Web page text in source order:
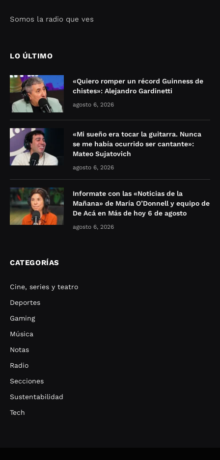
Somos la radio que ves
LO ÚLTIMO
«Quiero romper un récord Guinness de
chistes»: Alejandro Gardinetti
agosto 6, 2026
«Mi sueño era tocar la guitarra. Nunca
se me había ocurrido ser cantante»:
Mateo Sujatovich
agosto 6, 2026
Informate con las «Noticias de la
Mañana» de María O’Donnell y equipo de
De Acá en Más de hoy 6 de agosto
agosto 6, 2026
CATEGORÍAS
Cine, series y teatro
Deportes
Gaming
Música
Notas
Radio
Secciones
Sustentabilidad
Tech